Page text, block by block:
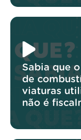
Sabia que
de
viaturas
não é